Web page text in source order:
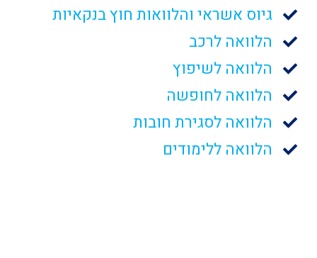
גיוס אשראי והלוואות חוץ בנקאיות
הלוואה לרכב
הלוואה לשיפוץ
הלוואה לחופשה
הלוואה לסגירת חובות
הלוואה ללימודים